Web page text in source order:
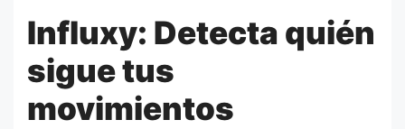
Influxy: Detecta quién
sigue tus
movimientos